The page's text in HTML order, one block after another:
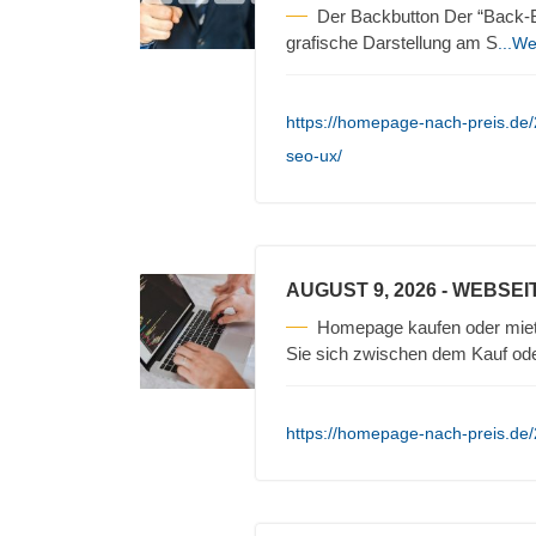
Der Backbutton Der “Back-
grafische Darstellung am S
https://homepage-nach-
seo-ux/
AUGUST 9, 2026 -
Homepage kaufen oder
Sie sich zwischen dem Kauf
https://homepage-nach-